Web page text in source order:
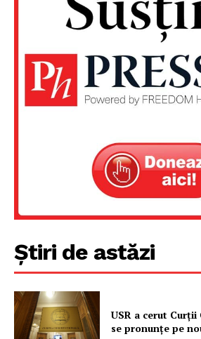
Știri de astăzi
USR a cerut
se pronunțe pe